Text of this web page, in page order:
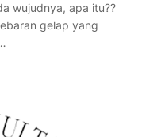
wujudnya, apa itu??
gelap yang